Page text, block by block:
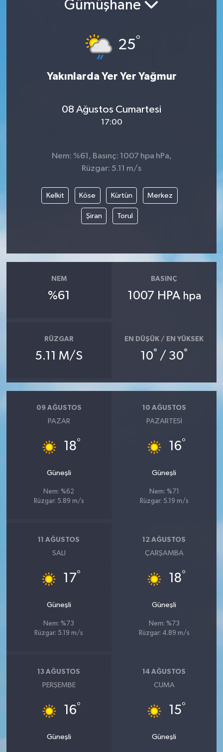
Gümüşhane
25°
Yakınlarda Yer Yer Yağmur
08 Ağustos Cumartesi
17:00
Nem: %61, Basınç: 1007 hpa hPa,
Rüzgar: 5.11 m/s
Kelkit Köse Kürtün Merkez
Şiran Torul
NEM
%61
BASINÇ
1007 HPA hpa
RÜZGAR
5.11 M/S
EN DÜŞÜK / EN YÜKSEK
10° / 30°
09 AĞUSTOS
PAZAR
18°
Güneşli
Nem: %62
Rüzgar: 5.89 m/s
10 AĞUSTOS
PAZARTESI
16°
Güneşli
Nem: %71
Rüzgar: 5.19 m/s
11 AĞUSTOS
SALI
17°
Güneşli
Nem: %73
Rüzgar: 5.19 m/s
12 AĞUSTOS
ÇARŞAMBA
18°
Güneşli
Nem: %73
Rüzgar: 4.89 m/s
13 AĞUSTOS
PERŞEMBE
16°
Güneşli
14 AĞUSTOS
CUMA
15°
Güneşli